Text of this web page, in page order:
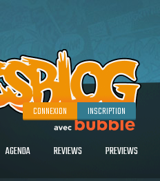
CONNEXION INSCRIPTION
AGENDA REVIEWS PREVIEWS